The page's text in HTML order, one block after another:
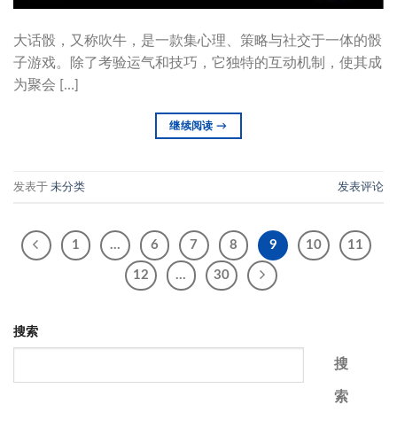
大话骰，又称吹牛，是一款集心理、策略与社交于一体的骰
子游戏。除了考验运气和技巧，它独特的互动机制，使其成
为聚会 […]
继续阅读→
发表于 未分类 发表评论
1 … 6 7 8 9 10 11
12 … 30
搜索
搜
索